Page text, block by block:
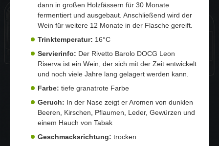
dann in großen Holzfässern für 30 Monate
fermentiert und ausgebaut. Anschließend wird der
Wein für weitere 12 Monate in der Flasche gereift.
Trinktemperatur: 16°C
Servierinfo: Der Rivetto Barolo DOCG Leon
Riserva ist ein Wein, der sich mit der Zeit entwickelt
und noch viele Jahre lang gelagert werden kann.
Farbe: tiefe granatrote Farbe
Geruch: In der Nase zeigt er Aromen von dunklen
Beeren, Kirschen, Pflaumen, Leder, Gewürzen und
einem Hauch von Tabak
Geschmacksrichtung: trocken